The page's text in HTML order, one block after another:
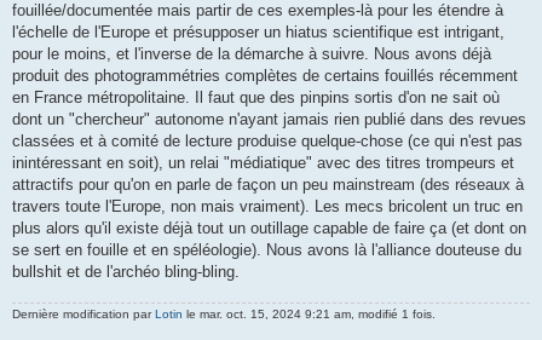
fouillée/documentée mais partir de ces exemples-là pour les étendre à
l'échelle de l'Europe et présupposer un hiatus scientifique est intrigant,
pour le moins, et l'inverse de la démarche à suivre. Nous avons déjà
produit des photogrammétries complètes de certains fouillés récemment
en France métropolitaine. Il faut que des pinpins sortis d'on ne sait où
dont un "chercheur" autonome n'ayant jamais rien publié dans des revues
classées et à comité de lecture produise quelque-chose (ce qui n'est pas
inintéressant en soit), un relai "médiatique" avec des titres trompeurs et
attractifs pour qu'on en parle de façon un peu mainstream (des réseaux à
travers toute l'Europe, non mais vraiment). Les mecs bricolent un truc en
plus alors qu'il existe déjà tout un outillage capable de faire ça (et dont on
se sert en fouille et en spéléologie). Nous avons là l'alliance douteuse du
bullshit et de l'archéo bling-bling.
Dernière modification parLotin le mar. oct. 15, 2024 9:21 am, modifié 1 fois.